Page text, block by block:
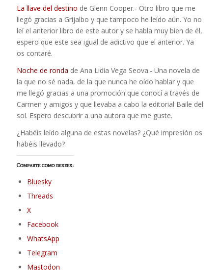
La llave del destino de Glenn Cooper.- Otro libro que me
llegó gracias a Grijalbo y que tampoco he leído aún. Yo no
leí el anterior libro de este autor y se habla muy bien de él,
espero que este sea igual de adictivo que el anterior. Ya
os contaré.
Noche de ronda de Ana Lidia Vega Seova.- Una novela de
la que no sé nada, de la que nunca he oído hablar y que
me llegó gracias a una promoción que conocí a través de
Carmen y amigos y que llevaba a cabo la editorial Baile del
sol. Espero descubrir a una autora que me guste.
¿Habéis leído alguna de estas novelas? ¿Qué impresión os
habéis llevado?
Comparte como desees:
Bluesky
Threads
X
Facebook
WhatsApp
Telegram
Mastodon